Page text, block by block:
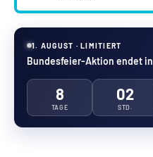
1. AUGUST · LIMITIERT
Bundesfeier-Aktion endet in
8
TAGE
02
STD.